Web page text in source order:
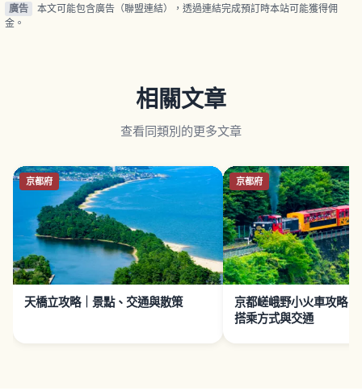
廣告
本文可能包含廣告（聯盟連結），透過連結完成預訂時本站可能獲得佣
金。
相關文章
查看同類別的更多文章
京都府
天橋立攻略｜景點、交通與散策
京都府
京都嵯峨野小火車攻略
搭乘方式與交通